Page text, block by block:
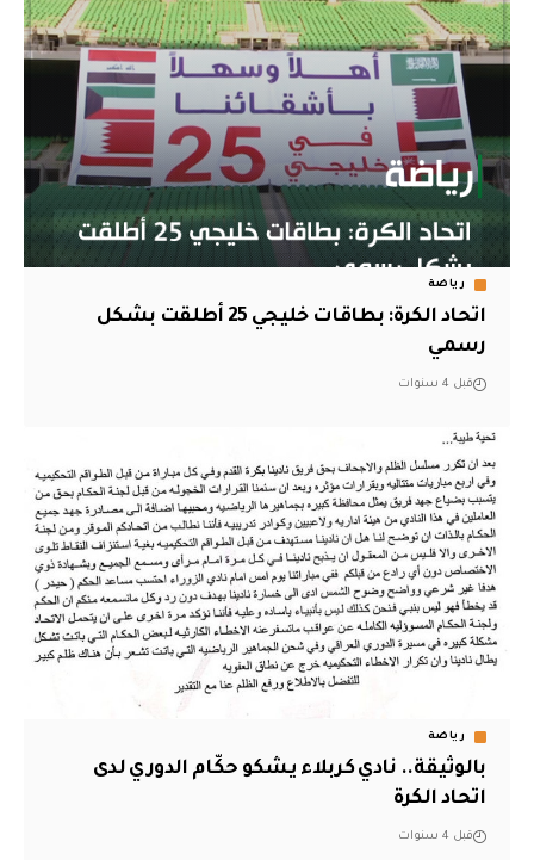
رياضة
اتحاد الكرة: بطاقات خليجي 25 أطلقت بشكل
رسمي
قبل 4 سنوات
رياضة
بالوثيقة.. نادي كربلاء يشكو حكّام الدوري لدى
اتحاد الكرة
قبل 4 سنوات